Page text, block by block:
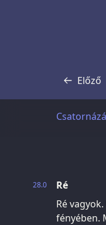
Előző
Átirat
28.0
Ré
Ré
fényében.